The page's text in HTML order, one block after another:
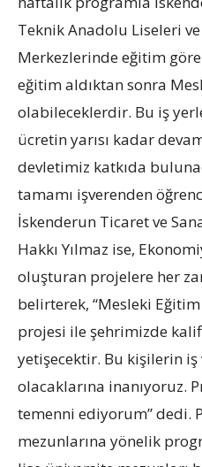
Teknik Anadolu Liseleri
Merkezlerinde eğitim
eğitim aldıktan sonra
olabileceklerdir. Bu iş
ücretin yarısı kadar
devletimiz katkıda
tamamı işverenden
İskenderun Ticaret ve
Hakkı Yılmaz ise,
oluşturan projelere her
belirterek, “Mesleki
projesi ile şehrimizde
yetişecektir. Bu kişilerin iş
olacaklarına inanıyoruz.
temenni ediyorum” dedi.
mezunlarına yönelik